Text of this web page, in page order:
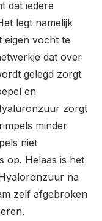
dat iedere
legt namelijk
eigen vocht te
dat over
gelegd zorgt
en
zorgt
minder
niet
op. Helaas is het
na
zelf afgebroken